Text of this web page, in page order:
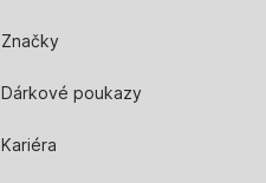
Značky
Dárkové poukazy
Kariéra